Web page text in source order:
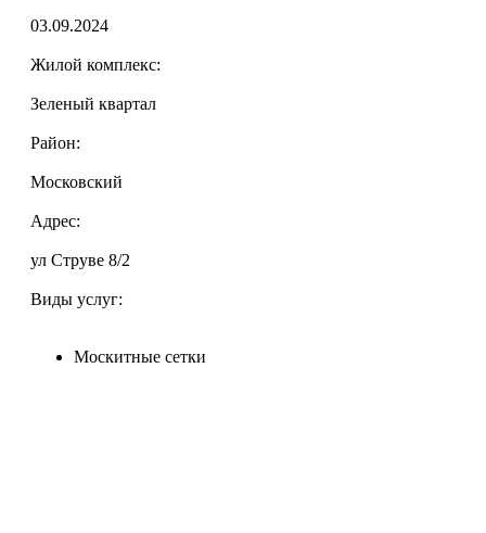
03.09.2024
Жилой комплекс:
Зеленый квартал
Район:
Московский
Адрес:
ул Струве 8/2
Виды услуг:
Москитные сетки